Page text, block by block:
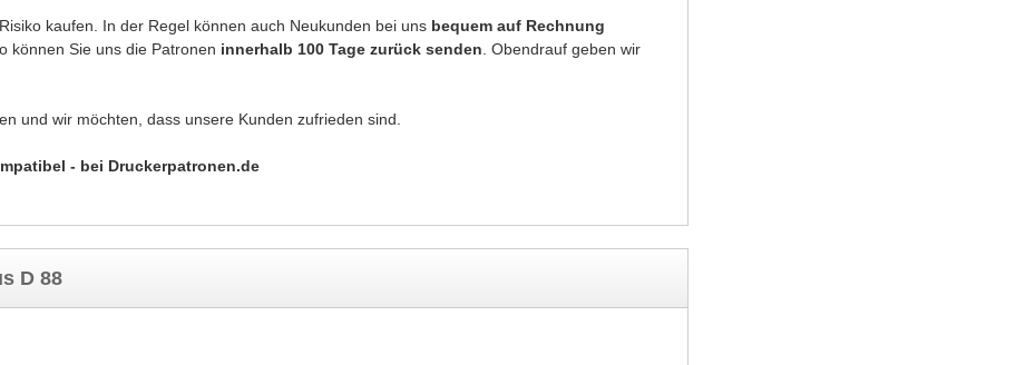
kaufen. In der Regel können auch Neukunden bei uns bequem auf Rechnung
können Sie uns die Patronen innerhalb 100 Tage zurück senden . Obendrauf geben wir
und wir möchten, dass unsere Kunden zufrieden sind.
- bei Druckerpatronen.de
D 88